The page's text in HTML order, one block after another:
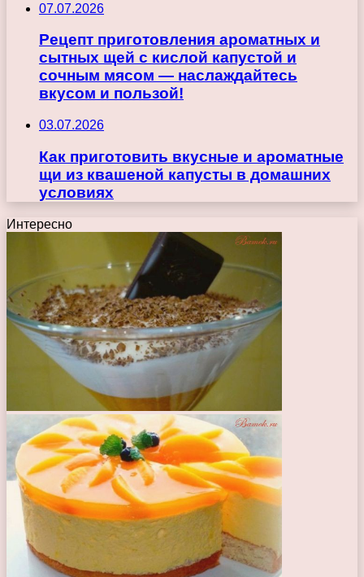
07.07.2026
Рецепт приготовления ароматных и
сытных щей с кислой капустой и
сочным мясом — наслаждайтесь
вкусом и пользой!
03.07.2026
Как приготовить вкусные и ароматные
щи из квашеной капусты в домашних
условиях
Интересно